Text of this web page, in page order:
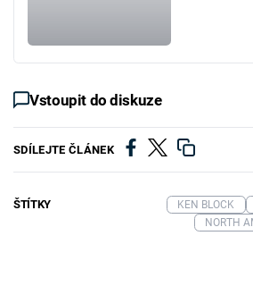
Vstoupit do diskuze
SDÍLEJTE ČLÁNEK
ŠTÍTKY KEN BLOCK
NORTH